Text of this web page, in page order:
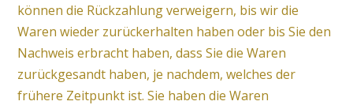
können die Rückzahlung verweigern, bis wir die
Waren wieder zurückerhalten haben oder bis Sie den
Nachweis erbracht haben, dass Sie die Waren
zurückgesandt haben, je nachdem, welches der
frühere Zeitpunkt ist. Sie haben die Waren